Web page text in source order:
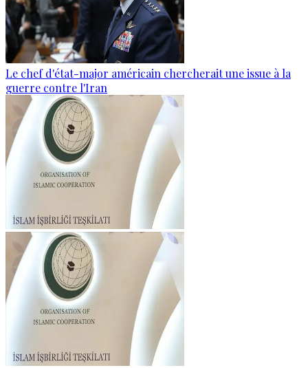
Le chef d'état-major américain chercherait une issue à la
guerre contre l'Iran